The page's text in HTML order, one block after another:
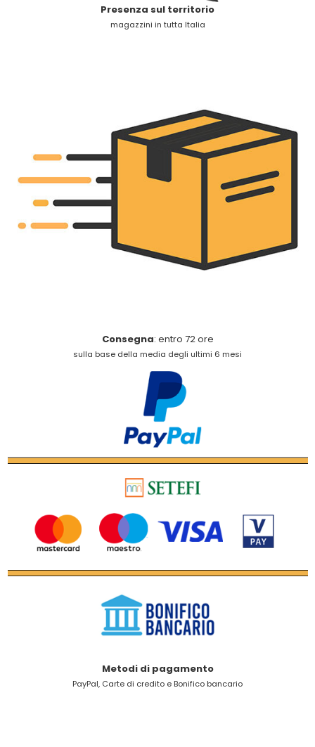
Presenza sul territorio
magazzini in tutta Italia
Consegna: entro 72 ore
sulla base della media degli ultimi 6 mesi
Metodi di pagamento
PayPal, Carte di credito e Bonifico bancario